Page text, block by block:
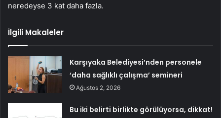
neredeyse 3 kat daha fazla.
İlgili Makaleler
Karşıyaka Belediyesi’nden personele
‘daha sağlıklı çalışma’ semineri
Ağustos 2, 2026
Bu iki belirti birlikte görülüyorsa, dikkat!